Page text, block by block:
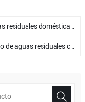
estable con el estándar de descarga de Clase 1A!
se puede lograr una verdadera descarga de líquido cero?